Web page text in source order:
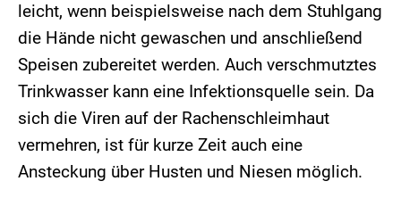
leicht, wenn beispielsweise nach dem Stuhlgang
die Hände nicht gewaschen und anschließend
Speisen zubereitet werden. Auch verschmutztes
Trinkwasser kann eine Infektionsquelle sein. Da
sich die Viren auf der Rachenschleimhaut
vermehren, ist für kurze Zeit auch eine
Ansteckung über Husten und Niesen möglich.